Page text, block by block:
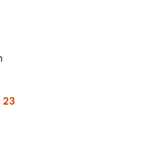
23